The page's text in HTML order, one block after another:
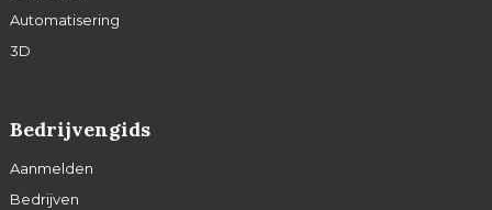
Automatisering
3D
Bedrijvengids
Aanmelden
Bedrijven